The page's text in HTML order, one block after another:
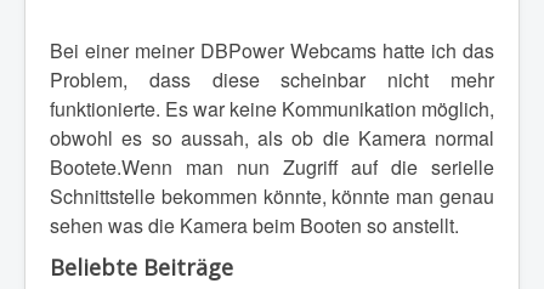
Bei einer meiner DBPower Webcams hatte ich das
Problem, dass diese scheinbar nicht mehr
funktionierte. Es war keine Kommunikation möglich,
obwohl es so aussah, als ob die Kamera normal
Bootete.Wenn man nun Zugriff auf die serielle
Schnittstelle bekommen könnte, könnte man genau
sehen was die Kamera beim Booten so anstellt.
Beliebte Beiträge